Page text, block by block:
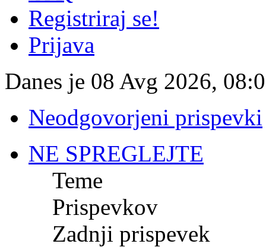
Registriraj se!
Prijava
Danes je 08 Avg 2026,
Neodgovorjeni prispevki
NE SPREGLEJTE
Teme
Prispevkov
Zadnji prispevek